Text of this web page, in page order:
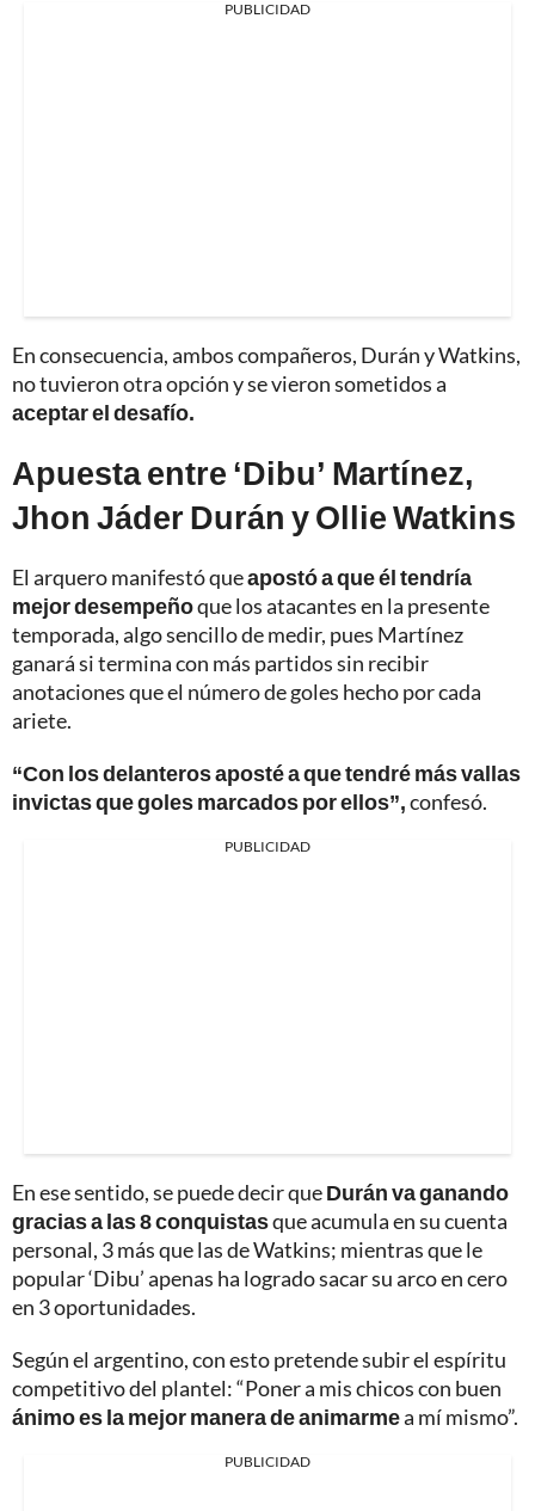
PUBLICIDAD
En consecuencia, ambos compañeros, Durán y Watkins,
no tuvieron otra opción y se vieron sometidos a
aceptar el desafío.
Apuesta entre ‘Dibu’ Martínez,
Jhon Jáder Durán y Ollie Watkins
El arquero manifestó queapostó a que él tendría
mejor desempeñoque los atacantes en la presente
temporada, algo sencillo de medir, pues Martínez
ganará si termina con más partidos sin recibir
anotaciones que el número de goles hecho por cada
ariete.
“Con los delanteros aposté a que tendré más vallas
invictas que goles marcados por ellos”,confesó.
PUBLICIDAD
En ese sentido, se puede decir queDurán va ganando
gracias a las 8 conquistasque acumula en su cuenta
personal, 3 más que las de Watkins; mientras que le
popular ‘Dibu’ apenas ha logrado sacar su arco en cero
en 3 oportunidades.
Según el argentino, con esto pretende subir el espíritu
competitivo del plantel: “Poner a mis chicos con buen
ánimo es la mejor manera de animarmea mí mismo”.
PUBLICIDAD